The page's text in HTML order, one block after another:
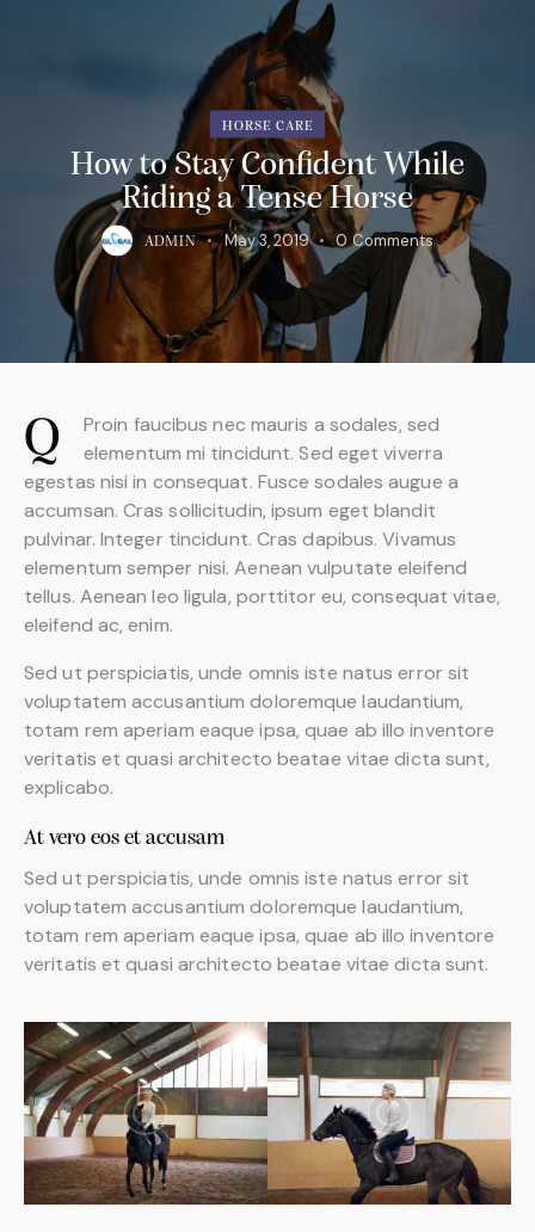
HORSE CARE
How to Stay Confident While
Riding a Tense Horse
ADMIN May 3, 2019 0 Comments
Q
Proin faucibus nec mauris a sodales, sed
elementum mi tincidunt. Sed eget viverra
egestas nisi in consequat. Fusce sodales augue a
accumsan. Cras sollicitudin, ipsum eget blandit
pulvinar. Integer tincidunt. Cras dapibus. Vivamus
elementum semper nisi. Aenean vulputate eleifend
tellus. Aenean leo ligula, porttitor eu, consequat vitae,
eleifend ac, enim.
Sed ut perspiciatis, unde omnis iste natus error sit
voluptatem accusantium doloremque laudantium,
totam rem aperiam eaque ipsa, quae ab illo inventore
veritatis et quasi architecto beatae vitae dicta sunt,
explicabo.
At vero eos et accusam
Sed ut perspiciatis, unde omnis iste natus error sit
voluptatem accusantium doloremque laudantium,
totam rem aperiam eaque ipsa, quae ab illo inventore
veritatis et quasi architecto beatae vitae dicta sunt.